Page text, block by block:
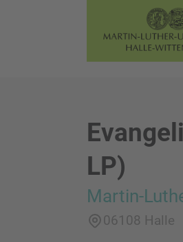
LP)
Martin-
06108 Halle